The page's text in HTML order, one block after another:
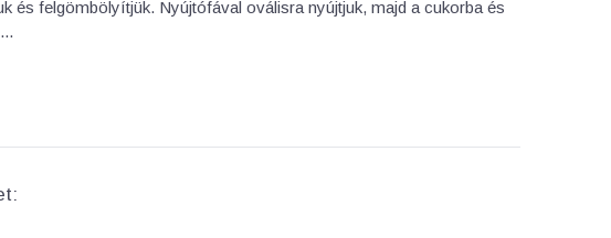
és felgömbölyítjük. Nyújtófával oválisra nyújtjuk, majd a cukorba és